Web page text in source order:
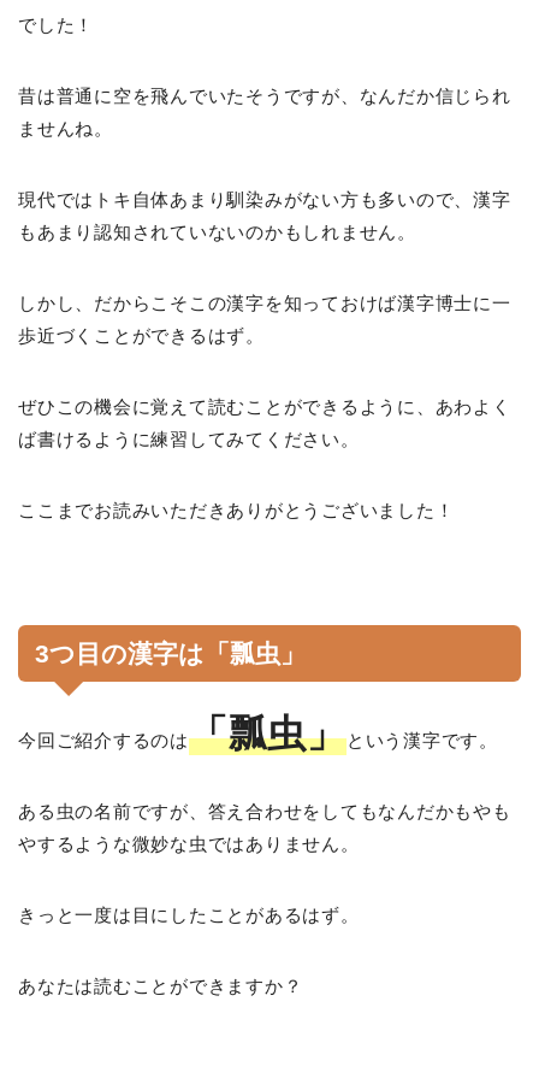
でした！
昔は普通に空を飛んでいたそうですが、なんだか信じられ
ませんね。
現代ではトキ自体あまり馴染みがない方も多いので、漢字
もあまり認知されていないのかもしれません。
しかし、だからこそこの漢字を知っておけば漢字博士に一
歩近づくことができるはず。
ぜひこの機会に覚えて読むことができるように、あわよく
ば書けるように練習してみてください。
ここまでお読みいただきありがとうございました！
3つ目の漢字は「瓢虫」
今回ご紹介するのは「瓢虫」という漢字です。
ある虫の名前ですが、答え合わせをしてもなんだかもやも
やするような微妙な虫ではありません。
きっと一度は目にしたことがあるはず。
あなたは読むことができますか？